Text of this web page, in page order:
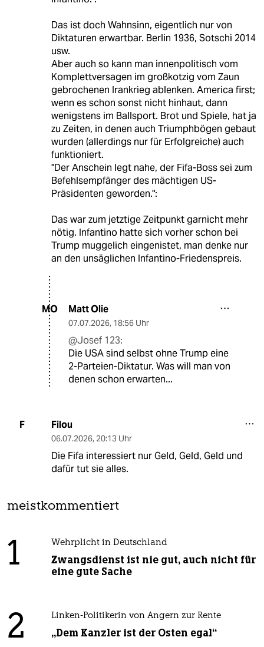
Das ist doch Wahnsinn, eigentlich nur von
Diktaturen erwartbar. Berlin 1936, Sotschi 2014
usw.
Aber auch so kann man innenpolitisch vom
Komplettversagen im großkotzig vom Zaun
gebrochenen Irankrieg ablenken. America first;
wenn es schon sonst nicht hinhaut, dann
wenigstens im Ballsport. Brot und Spiele, hat ja
zu Zeiten, in denen auch Triumphbögen gebaut
wurden (allerdings nur für Erfolgreiche) auch
funktioniert.
"Der Anschein legt nahe, der Fifa-Boss sei zum
Befehlsempfänger des mächtigen US-
Präsidenten geworden.":
Das war zum jetztige Zeitpunkt garnicht mehr
nötig. Infantino hatte sich vorher schon bei
Trump muggelich eingenistet, man denke nur
an den unsäglichen Infantino-Friedenspreis.
MO Matt Olie
07.07.2026, 18:56 Uhr
@Josef 123:
Die USA sind selbst ohne Trump eine
2-Parteien-Diktatur. Was will man von
denen schon erwarten...
F Filou
06.07.2026, 20:13 Uhr
Die Fifa interessiert nur Geld, Geld, Geld und
dafür tut sie alles.
meistkommentiert
1 Wehrplicht in Deutschland
Zwangsdienst ist nie gut, auch nicht für
eine gute Sache
2 Linken-Politikerin von Angern zur Rente
„Dem Kanzler ist der Osten egal“